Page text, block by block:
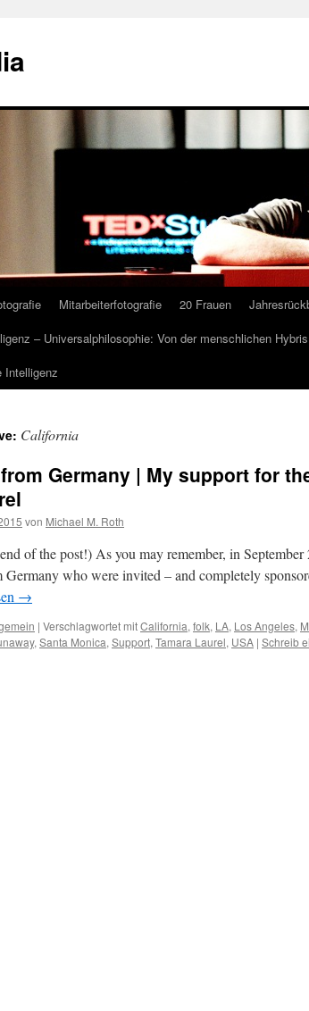
Mitarbeiterfotografie 20 Frauen
– Universalphilosophie: Von der menschlichen
Intelligenz
California
Germany | My support for
von Michael M. Roth
of the post!) As you may remember, in
who were invited – and completely
→
| Verschlagwortet mitCalifornia, folk, LA, Los Angeles,
, Santa Monica, Support, Tamara Laurel, USA | Schreib